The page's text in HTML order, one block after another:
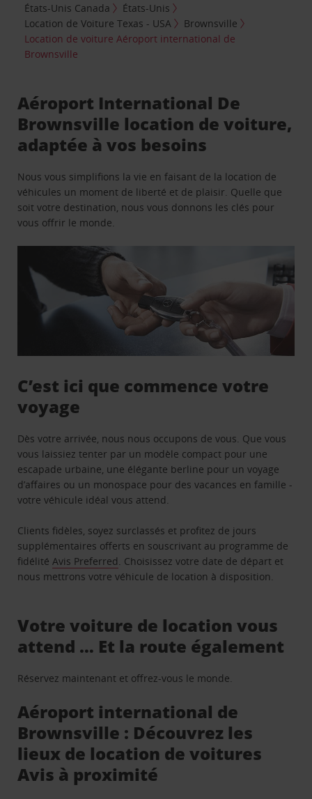
États-Unis Canada
États-Unis
Location de Voiture Texas - USA
Brownsville
Location de voiture Aéroport international de
Brownsville
Aéroport International De
Brownsville location de voiture,
adaptée à vos besoins
Nous vous simplifions la vie en faisant de la location de
véhicules un moment de liberté et de plaisir. Quelle que
soit votre destination, nous vous donnons les clés pour
vous offrir le monde.
C’est ici que commence votre
voyage
Dès votre arrivée, nous nous occupons de vous. Que vous
vous laissiez tenter par un modèle compact pour une
escapade urbaine, une élégante berline pour un voyage
d’affaires ou un monospace pour des vacances en famille -
votre véhicule idéal vous attend.
Clients fidèles, soyez surclassés et profitez de jours
supplémentaires offerts en souscrivant au programme de
fidélitéAvis Preferred. Choisissez votre date de départ et
nous mettrons votre véhicule de location à disposition.
Votre voiture de location vous
attend … Et la route également
Réservez maintenant et offrez-vous le monde.
Aéroport international de
Brownsville : Découvrez les
lieux de location de voitures
Avis à proximité